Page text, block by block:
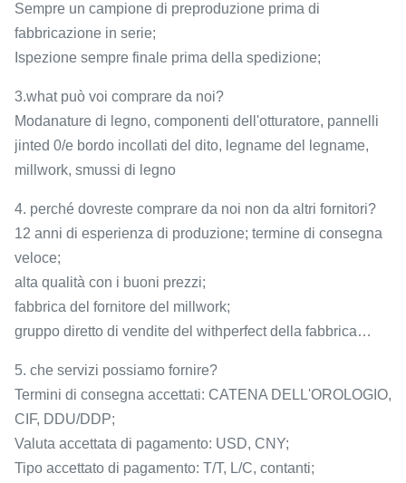
Sempre un campione di preproduzione prima di
fabbricazione in serie;
Ispezione sempre finale prima della spedizione;
3.what può voi comprare da noi?
Modanature di legno, componenti dell'otturatore, pannelli
jinted 0/e bordo incollati del dito, legname del legname,
millwork, smussi di legno
4. perché dovreste comprare da noi non da altri fornitori?
12 anni di esperienza di produzione; termine di consegna
veloce;
alta qualità con i buoni prezzi;
fabbrica del fornitore del millwork;
gruppo diretto di vendite del withperfect della fabbrica…
5. che servizi possiamo fornire?
Termini di consegna accettati: CATENA DELL'OROLOGIO,
CIF, DDU/DDP;
Valuta accettata di pagamento: USD, CNY;
Tipo accettato di pagamento: T/T, L/C, contanti;